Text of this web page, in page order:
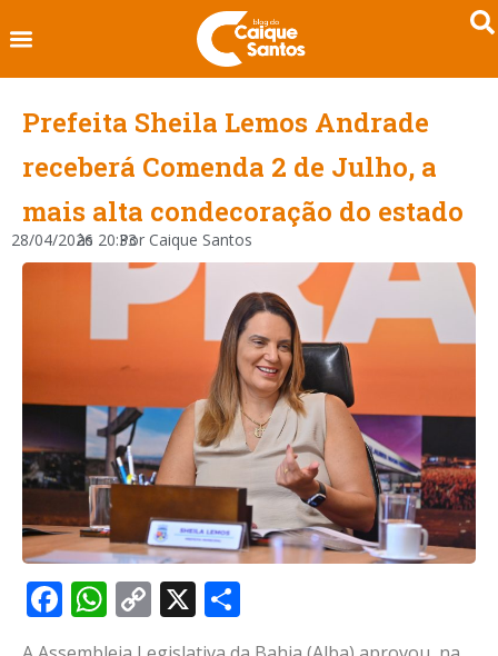
Prefeita Sheila Lemos Andrade
receberá Comenda 2 de Julho, a
mais alta condecoração do estado
28/04/2026
às 20:33
Por Caique Santos
Facebook
WhatsApp
Copy
Link
X